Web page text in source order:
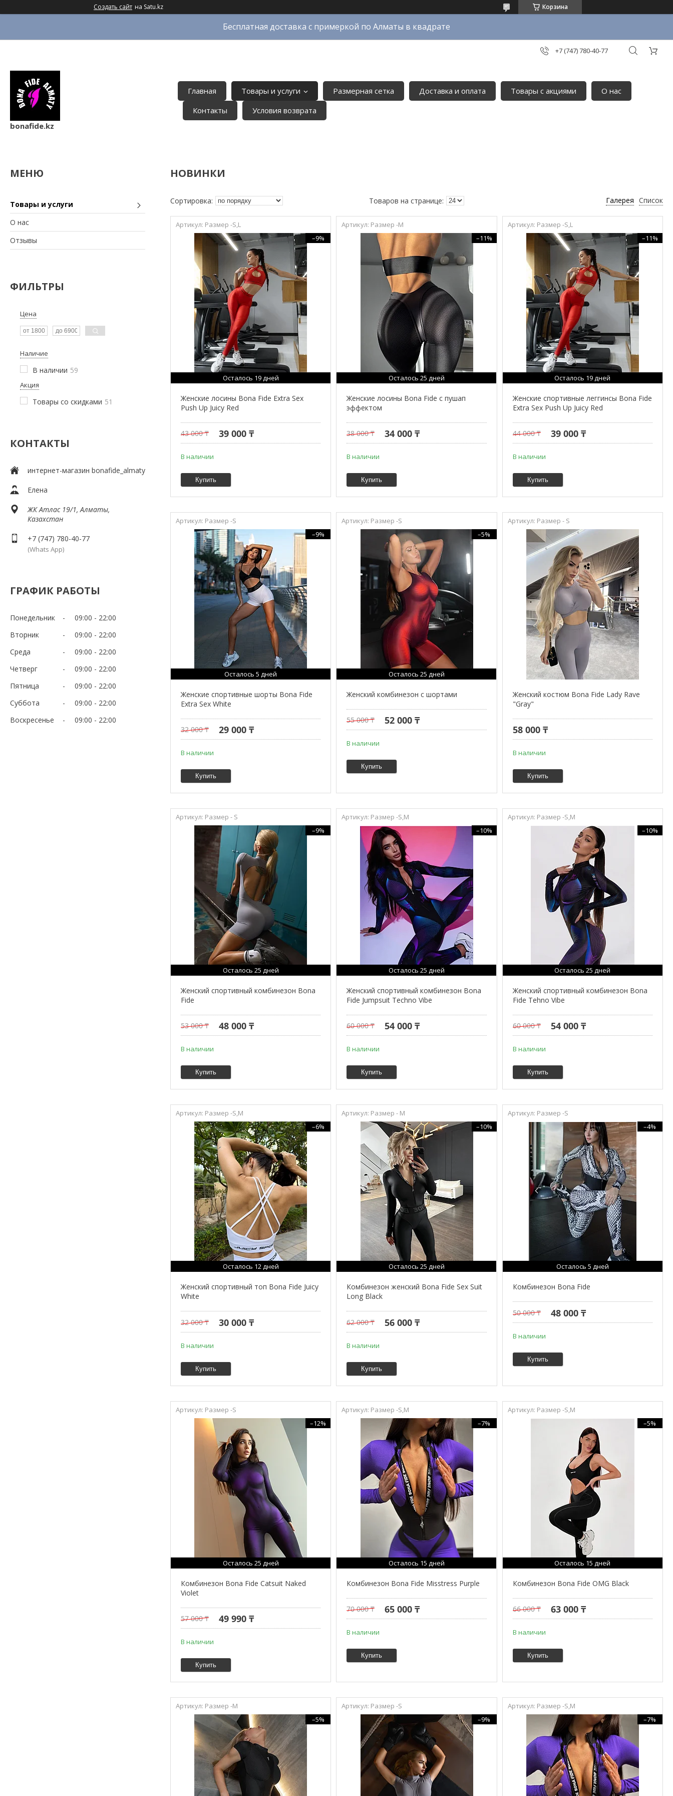
Создать сайт на Satu.kz Корзина
Бесплатная доставка с примеркой по Алматы в квадрате
+7 (747) 780-40-77
bonafide.kz
Главная Товары и услуги Размерная сетка Доставка и оплата Товары с акциями
О нас
Контакты
Условия возврата
Товары и услуги
О нас
Отзывы
ФИЛЬТРЫ
Цена
Наличие
В наличии 59
Акция
Товары со скидками 51
КОНТАКТЫ
интернет-магазин bonafide_almaty
Елена
ЖК Атлас 19/1, Алматы,
Казахстан
+7 (747) 780-40-77
(Whats App)
ГРАФИК РАБОТЫ
Понедельник 09:00
22:00
Вторник
09:00
22:00
Среда
09:00
22:00
Четверг
09:00
22:00
Пятница
09:00
22:00
Суббота
09:00
22:00
Воскресенье
09:00 22:00
НОВИНКИ
Галерея Список
Размер -S,L
–9%
Осталось 19 дней
Женские лосины Bona Fide Extra Sex
Push Up Juicy Red
43 000 ₸ 39 000 ₸
В наличии
Купить
Размер -M
–11%
Осталось 25 дней
Женские лосины Bona Fide с пушап
эффектом
38 000 ₸ 34 000 ₸
В наличии
Купить
Размер -S,L
–11%
Осталось 19 дней
Женские спортивные леггинсы Bona Fide
Extra Sex Push Up Juicy Red
44 000 ₸ 39 000 ₸
В наличии
Купить
Размер -S
–9%
Осталось 5 дней
Женские спортивные шорты Bona Fide
Extra Sex White
32 000 ₸ 29 000 ₸
В наличии
Купить
Размер -S
–5%
Осталось 25 дней
Женский комбинезон с шортами
55 000 ₸ 52 000 ₸
В наличии
Купить
Размер - S
Женский костюм Bona Fide Lady Rave
"Gray"
58 000 ₸
В наличии
Купить
Размер - S
–9%
Осталось 25 дней
Женский спортивный комбинезон Bona
Fide
53 000 ₸ 48 000 ₸
В наличии
Купить
Размер -S,М
–10%
Осталось 25 дней
Женский спортивный комбинезон Bona
Fide Jumpsuit Techno Vibe
60 000 ₸ 54 000 ₸
В наличии
Купить
Размер -S,M
–10%
Осталось 25 дней
Женский спортивный комбинезон Bona
Fide Tehno Vibe
60 000 ₸ 54 000 ₸
В наличии
Купить
Размер -S,M
–6%
Осталось 12 дней
Женский спортивный топ Bona Fide Juicy
White
32 000 ₸ 30 000 ₸
В наличии
Купить
Размер - М
–10%
Осталось 25 дней
Комбинезон женский Bona Fide Sex Suit
Long Black
62 000 ₸ 56 000 ₸
В наличии
Купить
Размер -S
–4%
Осталось 5 дней
Комбинезон Bona Fide
50 000 ₸ 48 000 ₸
В наличии
Купить
Размер -S
–12%
Осталось 25 дней
Комбинезон Bona Fide Catsuit Naked
Violet
57 000 ₸ 49 990 ₸
В наличии
Купить
Размер -S,M
–7%
Осталось 15 дней
Комбинезон Bona Fide Misstress Purple
70 000 ₸ 65 000 ₸
В наличии
Купить
Размер -S,M
–5%
Осталось 15 дней
Комбинезон Bona Fide OMG Black
66 000 ₸ 63 000 ₸
В наличии
Купить
Размер -М
–5%
Размер -S
–9%
Размер -S,M
–7%